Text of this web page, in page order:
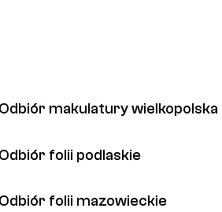
Odbiór makulatury wielkopolska
Odbiór folii podlaskie
Odbiór folii mazowieckie